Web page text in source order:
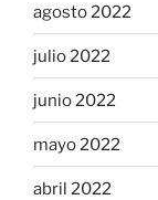
agosto 2022
julio 2022
junio 2022
mayo 2022
abril 2022